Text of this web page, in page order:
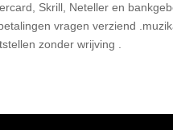
Skrill, Neteller en
vragen verziend
zonder wrijving .